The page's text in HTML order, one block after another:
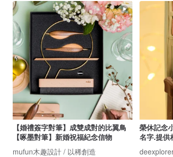
【婚禮簽字對筆】成雙成對的比翼鳥
【啄墨對筆】新婚祝福紀念信物
mufun木趣設計 / 以稀創造
榮休記念
名字.提供